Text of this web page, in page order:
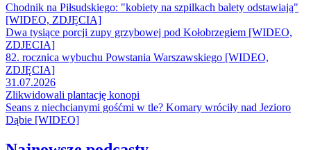
Chodnik na Piłsudskiego: "kobiety na szpilkach balety odstawiają"
[WIDEO, ZDJĘCIA]
Dwa tysiące porcji zupy grzybowej pod Kołobrzegiem [WIDEO,
ZDJECIA]
82. rocznica wybuchu Powstania Warszawskiego [WIDEO,
ZDJĘCIA]
31.07.2026
Zlikwidowali plantację konopi
Seans z niechcianymi gośćmi w tle? Komary wróciły nad Jezioro
Dąbie [WIDEO]